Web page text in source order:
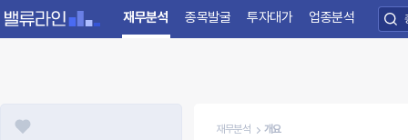
재무분석 종목발굴 투자대가 업종분석
재무분석 개요